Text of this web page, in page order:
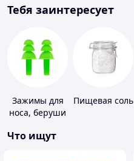
Тебя заинтересует
Зажимы для
носа, беруши
Пищевая соль
Что ищут